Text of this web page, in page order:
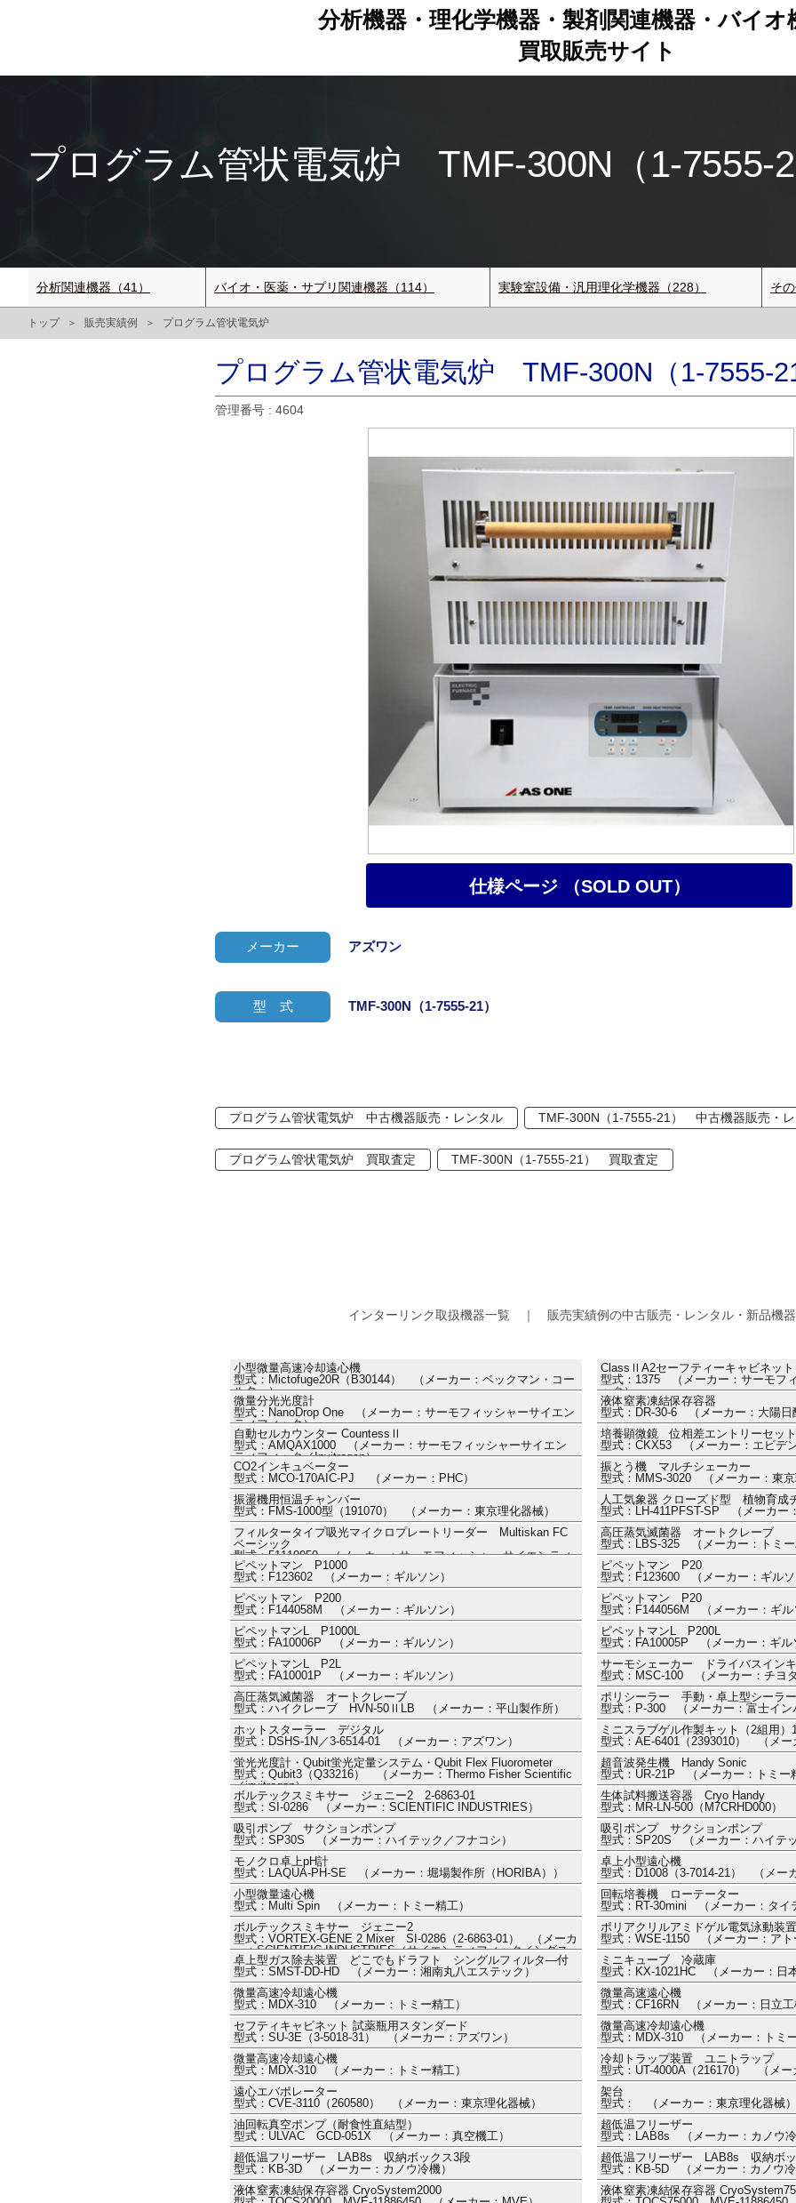
分析機器・理化学機器・製剤関連機器 ・バイオ
買取販売サイト
プログラム管状電気炉 TMF-300N（1-7555-
分析関連機器（41） バイオ・医薬・サプリ関連機器（114） 実験室設備・汎用理化学機器（228） そ
トップ 販売実績例 プログラム管状電気炉
プログラム管状電気炉 TMF-300N（1-7555-
管理番号 : 4604
メーカー アズワン
仕様ページ （SOLD OUT）
型 式 TMF-300N（1-7555-21）
プログラム管状電気炉 中古機器販売・レンタル TMF-300N（1-7555-21） 中古機器販売・
プログラム管状電気炉 買取査定 TMF-300N（1-7555-21） 買取査定
インターリンク取扱機器一覧 ｜ 販売実績例の中古販売・レンタル・新品機
小型微量高速冷却遠心機
型式：Mictofuge20R（B30144） （メーカー：ベックマン・コー
ルター）
ClassⅡA2セーフティーキャビネッ
型式：1375 （メーカー：サーモフ
ック）
微量分光光度計
型式：NanoDrop One （メーカー：サーモフィッシャーサイエン
ティフィック）
液体窒素凍結保存容器
型式：DR-30-6 （メーカー：大陽日
自動セルカウンター CountessⅡ
型式：AMQAX1000 （メーカー：サーモフィッシャーサイエン
ティフィック／Invitrogen）
培養顕微鏡 位相差エントリーセット
型式：CKX53 （メーカー：エビデ
CO2インキュベーター
型式：MCO-170AIC-PJ （メーカー：PHC）
振とう機 マルチシェーカー
型式：MMS-3020 （メーカー：東
振盪機用恒温チャンバー
型式：FMS-1000型（191070） （メーカー：東京理化器械）
人工気象器 クローズド型 植物育成
型式：LH-411PFST-SP （メーカー
フィルタータイプ吸光マイクロプレートリーダー Multiskan FC
ベーシック
型式：51119050 （メーカー：サーモフィッシャーサイエンティ
フィック ThermoFisher ）
高圧蒸気滅菌器 オートクレーブ
型式：LBS-325 （メーカー：トミ
ピペットマン P1000
型式：F123602 （メーカー：ギルソン）
ピペットマン P20
型式：F123600 （メーカー：ギル
ピペットマン P200
型式：F144058M （メーカー：ギルソン）
ピペットマン P20
型式：F144056M （メーカー：ギル
ピペットマンL P1000L
型式：FA10006P （メーカー：ギルソン）
ピペットマンL P200L
型式：FA10005P （メーカー：ギル
ピペットマンL P2L
型式：FA10001P （メーカー：ギルソン）
サーモシェーカー ドライバスイン
型式：MSC-100 （メーカー：チヨ
高圧蒸気滅菌器 オートクレーブ
型式：ハイクレーブ HVN-50ⅡLB （メーカー：平山製作所）
ポリシーラー 手動・卓上型シーラー
型式：P-300 （メーカー：富士イン
ホットスターラー デジタル
型式：DSHS-1N／3-6514-01 （メーカー：アズワン）
ミニスラブゲル作製キット（2組用）
型式：AE-6401（2393010） （メー
蛍光光度計・Qubit蛍光定量システム・Qubit Flex Fluorometer
型式：Qubit3（Q33216） （メーカー：Thermo Fisher Scientific
／invitrogen）
超音波発生機 Handy Sonic
型式：UR-21P （メーカー：トミー
ボルテックスミキサー ジェニー2 2-6863-01
型式：SI-0286 （メーカー：SCIENTIFIC INDUSTRIES）
生体試料搬送容器 Cryo Handy
型式：MR-LN-500（M7CRHD000）
吸引ポンプ サクションポンプ
型式：SP30S （メーカー：ハイテック／フナコシ）
吸引ポンプ サクションポンプ
型式：SP20S （メーカー：ハイテ
モノクロ卓上pH計
型式：LAQUA-PH-SE （メーカー：堀場製作所（HORIBA））
卓上小型遠心機
型式：D1008（3-7014-21） （メー
小型微量遠心機
型式：Multi Spin （メーカー：トミー精工）
回転培養機 ローテーター
型式：RT-30mini （メーカー：タイ
ボルテックスミキサー ジェニー2
型式：VORTEX-GENE 2 Mixer SI-0286（2-6863-01） （メーカ
ー：SCIENTIFIC INDUSTRIES（サイエンティフィックインダス
トリーズ））
ポリアクリルアミドゲル電気泳動装
型式：WSE-1150 （メーカー：アト
卓上型ガス除去装置 どこでもドラフト シングルフィルタ―付
型式：SMST-DD-HD （メーカー：湘南丸八エステック）
ミニキューブ 冷蔵庫
型式：KX-1021HC （メーカー：日
微量高速冷却遠心機
型式：MDX-310 （メーカー：トミー精工）
微量高速遠心機
型式：CF16RN （メーカー：日立工
セフティキャビネット 試薬瓶用スタンダード
型式：SU-3E（3-5018-31） （メーカー：アズワン）
微量高速冷却遠心機
型式：MDX-310 （メーカー：トミ
微量高速冷却遠心機
型式：MDX-310 （メーカー：トミー精工）
冷却トラップ装置 ユニトラップ
型式：UT-4000A（216170） （メー
遠心エバポレーター
型式：CVE-3110（260580） （メーカー：東京理化器械）
架台
型式： （メーカー：東京理化器械）
油回転真空ポンプ（耐食性直結型）
型式：ULVAC GCD-051X （メーカー：真空機工）
超低温フリーザー
型式：LAB8s （メーカー：カノウ
超低温フリーザー LAB8s 収納ボックス3段
型式：KB-3D （メーカー：カノウ冷機）
超低温フリーザー LAB8s 収納ボ
型式：KB-5D （メーカー：カノウ
液体窒素凍結保存容器 CryoSystem2000
液体窒素凍結保存容器